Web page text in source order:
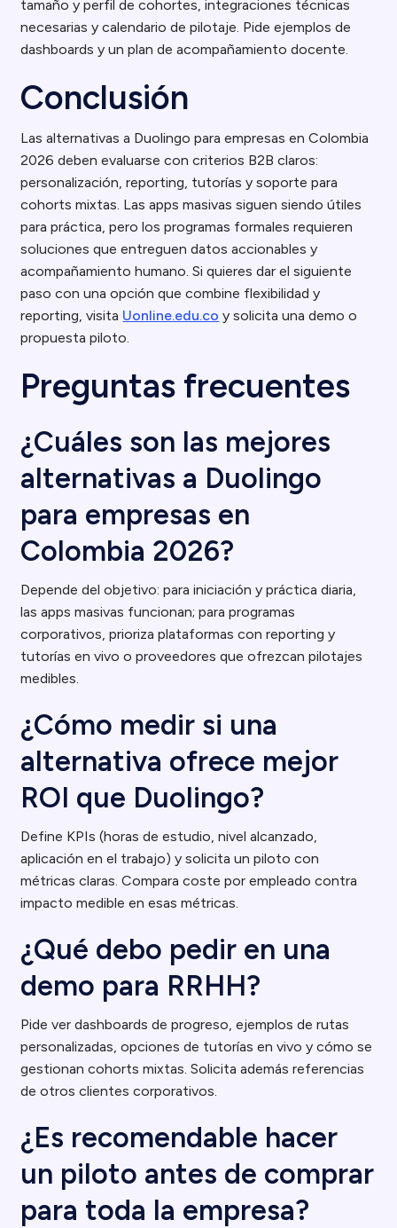
tamaño y perfil de cohortes, integraciones técnicas
necesarias y calendario de pilotaje. Pide ejemplos de
dashboards y un plan de acompañamiento docente.
Conclusión
Las alternativas a Duolingo para empresas en Colombia
2026 deben evaluarse con criterios B2B claros:
personalización, reporting, tutorías y soporte para
cohorts mixtas. Las apps masivas siguen siendo útiles
para práctica, pero los programas formales requieren
soluciones que entreguen datos accionables y
acompañamiento humano. Si quieres dar el siguiente
paso con una opción que combine flexibilidad y
reporting, visita Uonline.edu.co y solicita una demo o
propuesta piloto.
Preguntas frecuentes
¿Cuáles son las mejores
alternativas a Duolingo
para empresas en
Colombia 2026?
Depende del objetivo: para iniciación y práctica diaria,
las apps masivas funcionan; para programas
corporativos, prioriza plataformas con reporting y
tutorías en vivo o proveedores que ofrezcan pilotajes
medibles.
¿Cómo medir si una
alternativa ofrece mejor
ROI que Duolingo?
Define KPIs (horas de estudio, nivel alcanzado,
aplicación en el trabajo) y solicita un piloto con
métricas claras. Compara coste por empleado contra
impacto medible en esas métricas.
¿Qué debo pedir en una
demo para RRHH?
Pide ver dashboards de progreso, ejemplos de rutas
personalizadas, opciones de tutorías en vivo y cómo se
gestionan cohorts mixtas. Solicita además referencias
de otros clientes corporativos.
¿Es recomendable hacer
un piloto antes de comprar
para toda la empresa?